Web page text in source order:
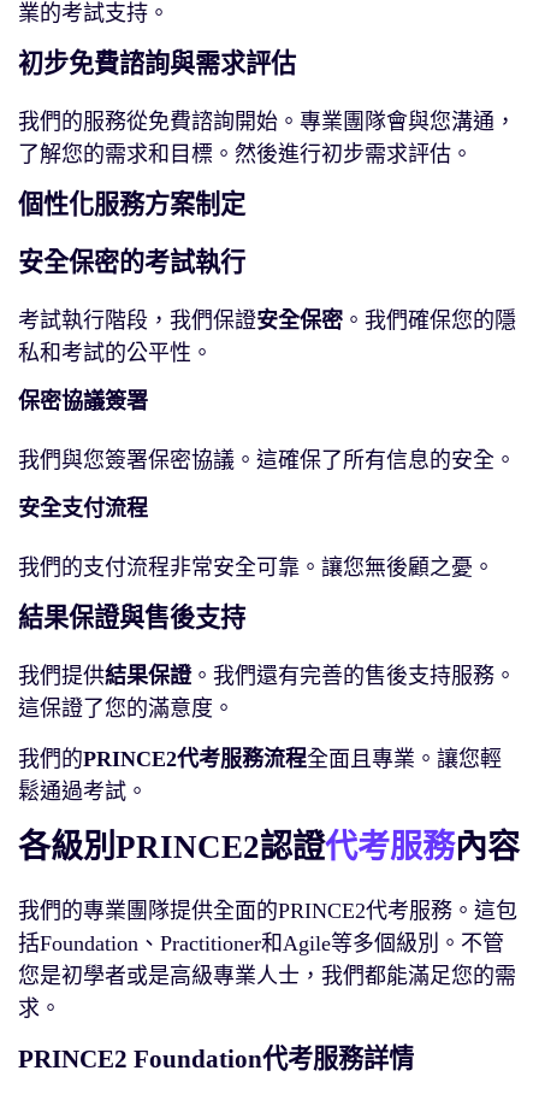
業的考試支持。
初步免費諮詢與需求評估
我們的服務從免費諮詢開始。專業團隊會與您溝通，
了解您的需求和目標。然後進行初步需求評估。
個性化服務方案制定
安全保密的考試執行
考試執行階段，我們保證安全保密 。我們確保您的隱
私和考試的公平性。
保密協議簽署
我們與您簽署保密協議。這確保了所有信息的安全。
安全支付流程
我們的支付流程非常安全可靠。讓您無後顧之憂。
結果保證與售後支持
我們提供結果保證。我們還有完善的售後支持服務。
這保證了您的滿意度。
我們的PRINCE2代考服務流程全面且專業。讓您輕
鬆通過考試。
各級別PRINCE2認證代考服務內容
我們的專業團隊提供全面的PRINCE2代考服務。這包
括Foundation、Practitioner和Agile等多個級別。不管
您是初學者或是高級專業人士，我們都能滿足您的需
求。
PRINCE2 Foundation代考服務詳情